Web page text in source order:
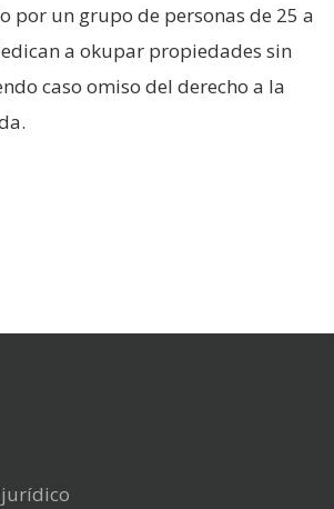
por un grupo de personas de 25 a
a okupar propiedades sin
caso omiso del derecho a la